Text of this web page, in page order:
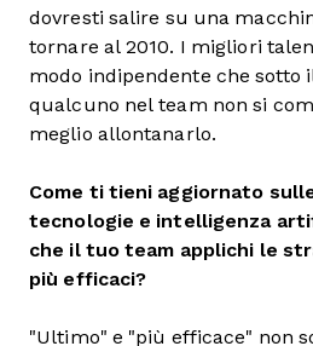
dovresti salire su una
tornare al 2010. I migliori
modo indipendente che sotto
qualcuno nel team non si
meglio allontanarlo.
Come ti tieni aggiornato
tecnologie e intelligenza
che il tuo team applichi le
più efficaci?
"Ultimo" e "più efficace" non